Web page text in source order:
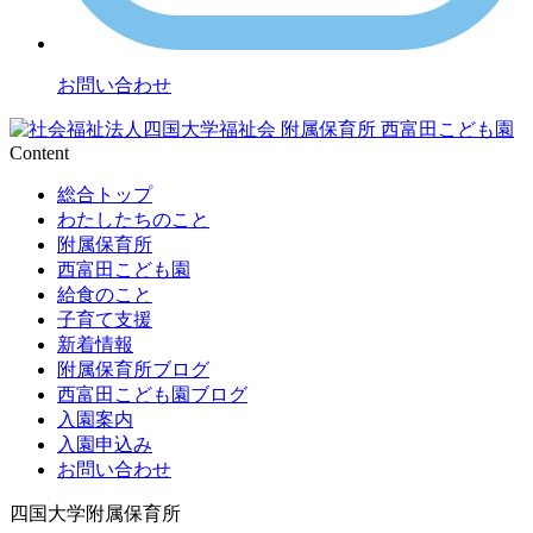
お問い合わせ
Content
総合トップ
わたしたちのこと
附属保育所
西富田こども園
給食のこと
子育て支援
新着情報
附属保育所ブログ
西富田こども園ブログ
入園案内
入園申込み
お問い合わせ
四国大学附属保育所